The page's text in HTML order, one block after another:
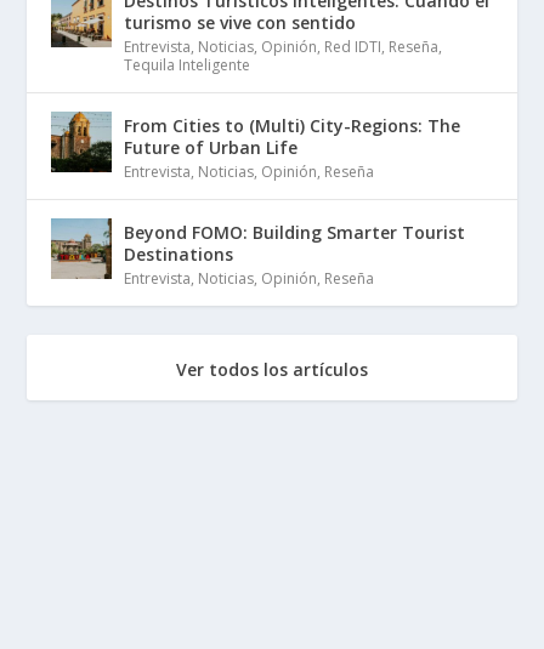
turismo se vive con sentido
Entrevista, Noticias, Opinión, Red IDTI, Reseña,
Tequila Inteligente
From Cities to (Multi) City-Regions: The
Future of Urban Life
Entrevista, Noticias, Opinión, Reseña
Beyond FOMO: Building Smarter Tourist
Destinations
Entrevista, Noticias, Opinión, Reseña
Ver todos los artículos